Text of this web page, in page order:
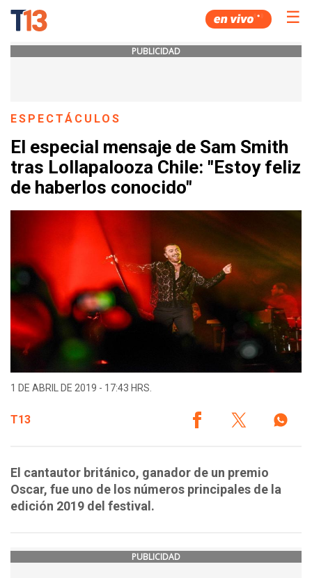
☰
PUBLICIDAD
ESPECTÁCULOS
El especial mensaje de Sam Smith
tras Lollapalooza Chile: "Estoy feliz
de haberlos conocido"
1 DE ABRIL DE 2019 - 17:43 HRS.
T13
El cantautor británico, ganador de un premio
Oscar, fue uno de los números principales de la
edición 2019 del festival.
PUBLICIDAD